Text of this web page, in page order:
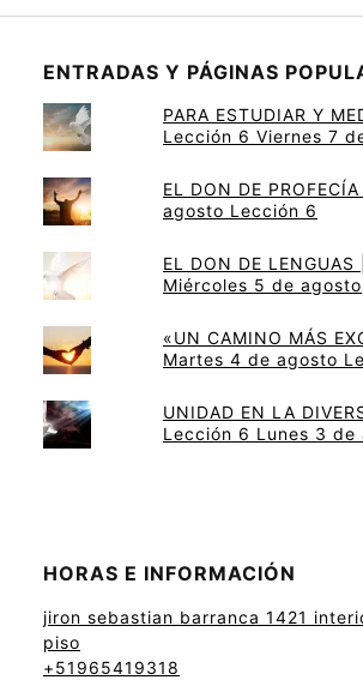
ENTRADAS Y PÁGINAS
PARA ESTUDIAR Y
Lección 6 Viernes 7
EL DON DE
agosto Lección 6
EL DON DE
Miércoles 5 de agosto
«UN CAMINO MÁS
Martes 4 de agosto
UNIDAD EN LA
Lección 6 Lunes 3 de
HORAS E INFORMACIÓN
jiron sebastian barranca 1421
piso
+51965419318